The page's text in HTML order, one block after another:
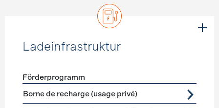
Ladeinfrastruktur
Förderprogramme Ladeinfrastruktur
Förderprogramm
Borne de recharge (usage privé)